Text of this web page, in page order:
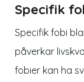
Specifik
Specifik fobi
påverkar
fobier kan ha